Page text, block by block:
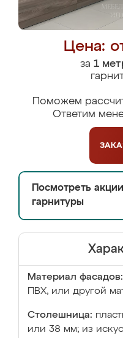
Цена:
за 1
Поможем
Ответим
Посмотреть
гарнитуры
Материал фасадов:
ПВХ, или другой
Столешница:
или 38 мм; из